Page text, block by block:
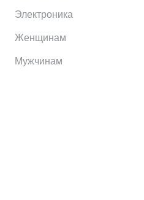
Электроника
Женщинам
Мужчинам